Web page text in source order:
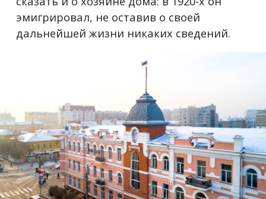
эмигрировал, не оставив о своей
дальнейшей жизни никаких сведений.